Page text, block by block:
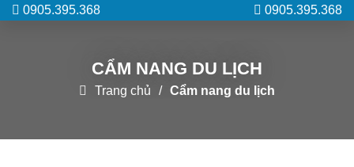
0905.395.368 0905.395.368
CẨM NANG DU LỊCH
Trang chủ Cẩm nang du lịch
Thiết cho gia đình có trẻ nhỏ